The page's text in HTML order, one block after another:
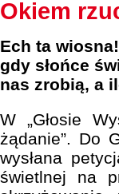
Okiem
Ech ta
gdy słońce
nas zrobią, a
W „Głosie
żądanie”. Do
wysłana
świetlnej na